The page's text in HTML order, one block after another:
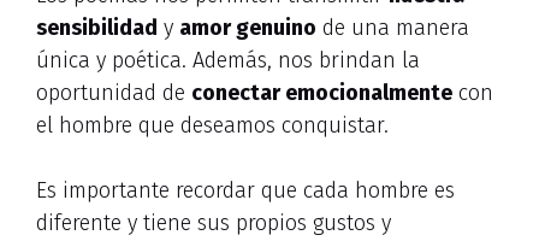
sensibilidad y amor genuino de una manera
única y poética. Además, nos brindan la
oportunidad de conectar emocionalmente con
el hombre que deseamos conquistar.
Es importante recordar que cada hombre es
diferente y tiene sus propios gustos y